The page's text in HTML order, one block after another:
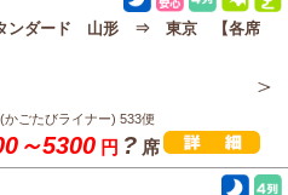
タンダード 山形 ⇒ 東京 【各席
ごたびライナー) 533便
～5300 円 ? 席